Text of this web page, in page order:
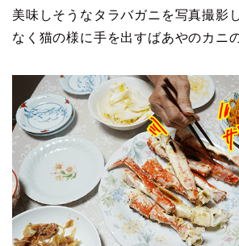
美味しそうなタラバガニを写真撮影
なく猫の様に手を出すばあやのカニ